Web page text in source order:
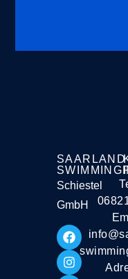
SAARLAND
Schiestel
GmbH